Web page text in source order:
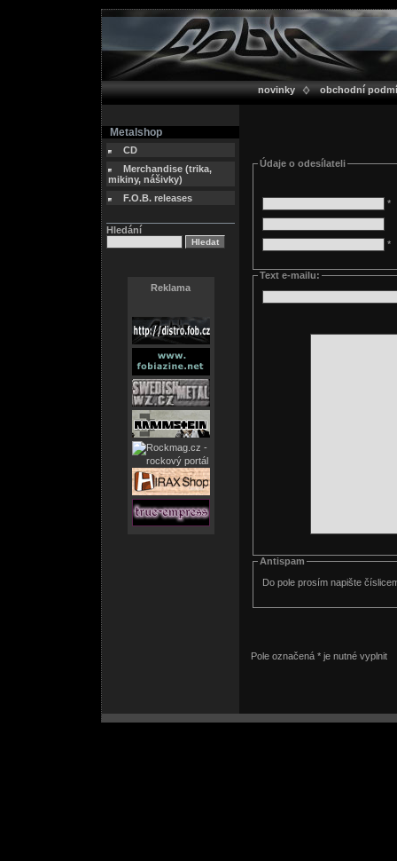
novinky obchodní
Metalshop
CD
Merchandise (trika,
mikiny, nášivky)
F.O.B. releases
Hledání
Reklama
Údaje o odesílateli
*
*
Text e-mailu:
Antispam
Do pole prosím napište
Pole označená * je nutné vyplnit